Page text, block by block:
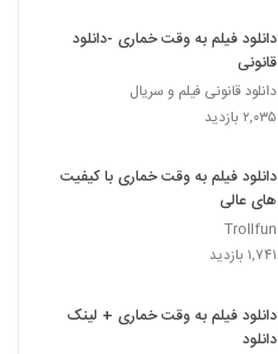
دانلود فیلم به وقت خماری -دانلود
قانونی
دانلود قانونی فیلم و سریال
۲,۰۳۵ بازدید
دانلود فیلم به وقت خماری با کیفیت
های عالی
Trollfun
۱,۷۴۱ بازدید
دانلود فیلم به وقت خماری + لینک
دانلود